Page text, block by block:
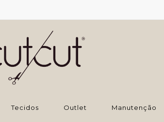
Tecidos Outlet Manutenção